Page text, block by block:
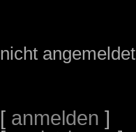
nicht angemeldet
[ anmelden ]